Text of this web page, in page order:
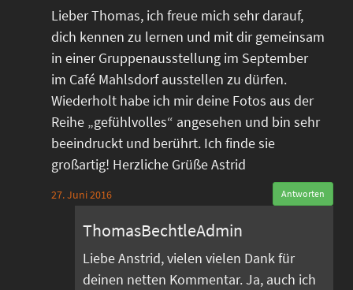
Lieber Thomas, ich freue mich sehr darauf,
dich kennen zu lernen und mit dir gemeinsam
in einer Gruppenausstellung im September
im Café Mahlsdorf ausstellen zu dürfen.
Wiederholt habe ich mir deine Fotos aus der
Reihe „gefühlvolles“ angesehen und bin sehr
beeindruckt und berührt. Ich finde sie
großartig! Herzliche Grüße Astrid
27. Juni 2016 Antworten
ThomasBechtleAdmin
Liebe Anstrid, vielen vielen Dank für
deinen netten Kommentar. Ja, auch ich